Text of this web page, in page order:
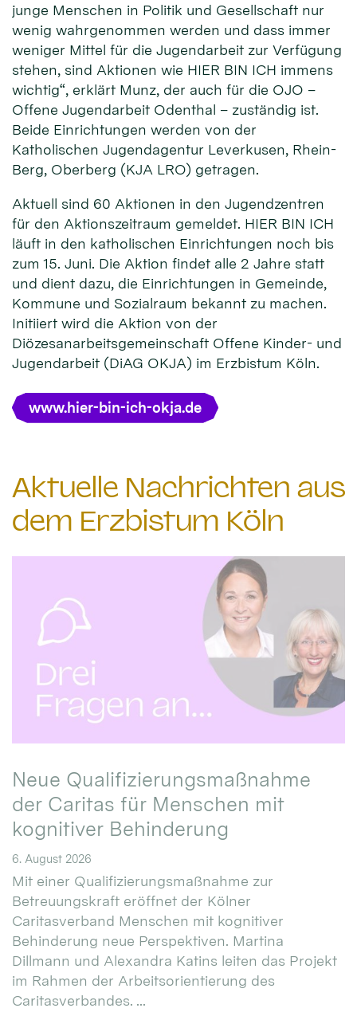
junge Menschen in Politik und Gesellschaft nur
wenig wahrgenommen werden und dass immer
weniger Mittel für die Jugendarbeit zur Verfügung
stehen, sind Aktionen wie HIER BIN ICH immens
wichtig“, erklärt Munz, der auch für die OJO –
Offene Jugendarbeit Odenthal – zuständig ist.
Beide Einrichtungen werden von der
Katholischen Jugendagentur Leverkusen, Rhein-
Berg, Oberberg (KJA LRO) getragen.
Aktuell sind 60 Aktionen in den Jugendzentren
für den Aktionszeitraum gemeldet. HIER BIN ICH
läuft in den katholischen Einrichtungen noch bis
zum 15. Juni. Die Aktion findet alle 2 Jahre statt
und dient dazu, die Einrichtungen in Gemeinde,
Kommune und Sozialraum bekannt zu machen.
Initiiert wird die Aktion von der
Diözesanarbeitsgemeinschaft Offene Kinder- und
Jugendarbeit (DiAG OKJA) im Erzbistum Köln.
www.hier-bin-ich-okja.de
Aktuelle Nachrichten aus
dem Erzbistum Köln
Neue Qualifizierungsmaßnahme
der Caritas für Menschen mit
kognitiver Behinderung
6. August 2026
Mit einer Qualifizierungsmaßnahme zur
Betreuungskraft eröffnet der Kölner
Caritasverband Menschen mit kognitiver
Behinderung neue Perspektiven. Martina
Dillmann und Alexandra Katins leiten das Projekt
im Rahmen der Arbeitsorientierung des
Caritasverbandes. ...